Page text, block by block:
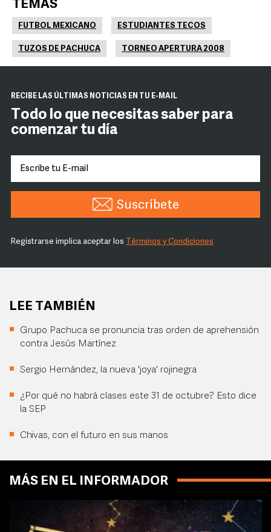
TEMAS
FUTBOL MEXICANO ESTUDIANTES TECOS
TUZOS DE PACHUCA TORNEO APERTURA 2008
RECIBE LAS ÚLTIMAS NOTICIAS EN TU E-MAIL
Todo lo que necesitas saber para
comenzar tu día
Suscríbete
Registrarse implica aceptar los Términos y Condiciones
LEE TAMBIÉN
Grupo Pachuca se pronuncia tras orden de aprehensión
contra Jesús Martínez
Sergio Hernández, la nueva 'joya' rojinegra
¿Por qué no habrá clases este 31 de octubre? Esto dice
la SEP
Chivas, con el futuro en sus manos
MÁS EN EL INFORMADOR